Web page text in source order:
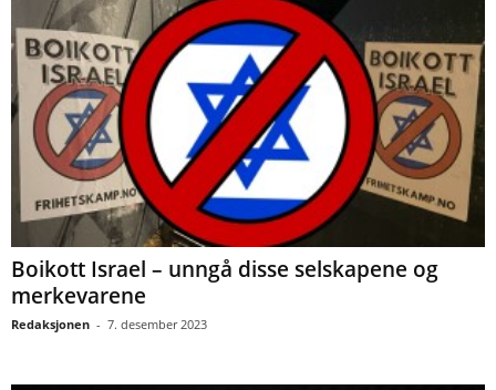
Boikott Israel – unngå disse selskapene og
merkevarene
Redaksjonen - 7. desember 2023